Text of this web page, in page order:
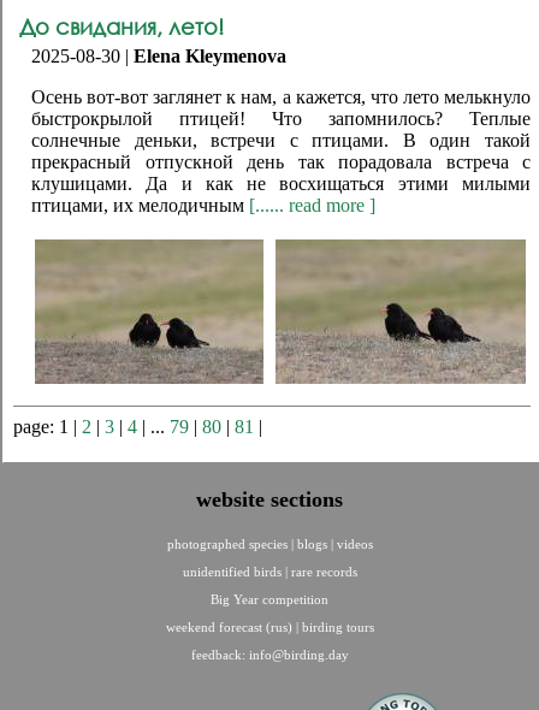
До свидания, лето!
2025-08-30 | Elena Kleymenova
Осень вот-вот заглянет к нам, а кажется, что лето мелькнуло
быстрокрылой птицей! Что запомнилось? Теплые
солнечные деньки, встречи с птицами. В один такой
прекрасный отпускной день так порадовала встреча с
клушицами. Да и как не восхищаться этими милыми
птицами, их мелодичным [...... read more ]
page: 1 | 2 | 3 | 4 | ... 79 | 80 | 81 |
website sections
photographed species | blogs | videos
unidentified birds | rare records
Big Year competition
weekend forecast (rus) | birding tours
feedback: info@birding.day